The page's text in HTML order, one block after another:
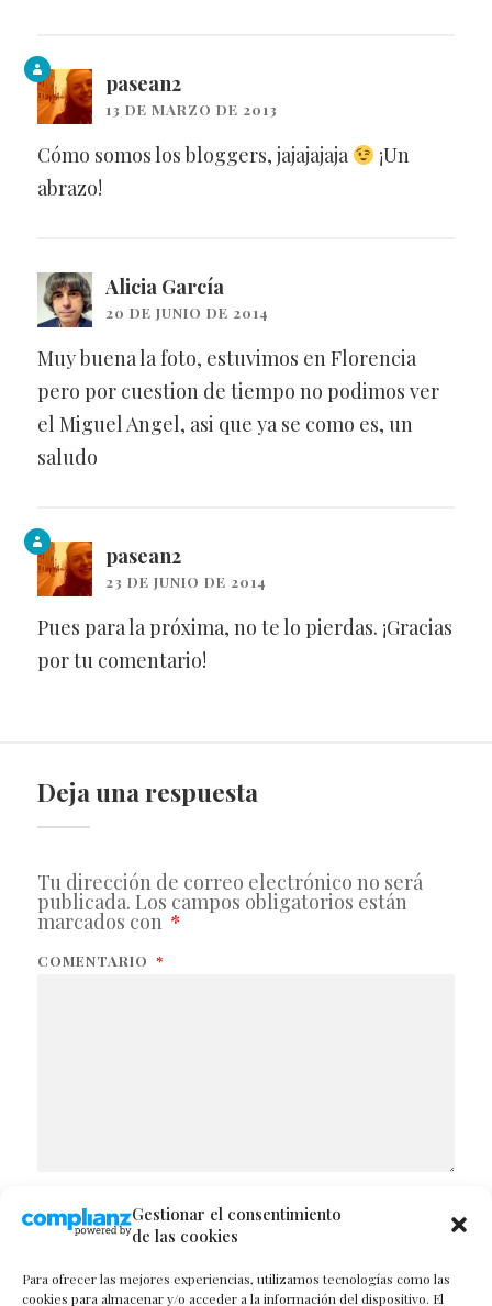
Gestionar el consentimiento
de las cookies
Para ofrecer las mejores experiencias, utilizamos tecnologías como las
cookies para almacenar y/o acceder a la información del dispositivo. El
pasean2
13 DE MARZO DE 2013
Cómo somos los bloggers, jajajajaja
¡Un
abrazo!
Alicia García
20 DE JUNIO DE 2014
Muy buena la foto, estuvimos en Florencia
pero por cuestion de tiempo no podimos ver
el Miguel Angel, asi que ya se como es, un
saludo
pasean2
23 DE JUNIO DE 2014
Pues para la próxima, no te lo pierdas. ¡Gracias
por tu comentario!
Deja una respuesta
Tu dirección de correo electrónico no será
publicada. Los campos obligatorios están
marcados con *
COMENTARIO *
NOMBRE